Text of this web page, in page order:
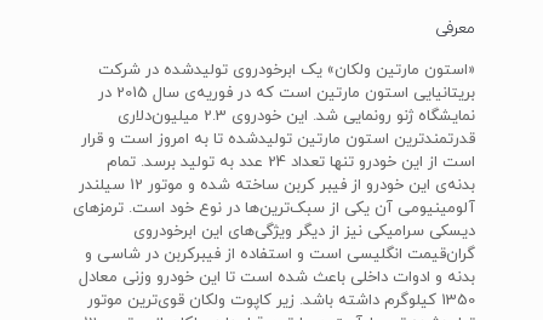
معرفی
«استون مارتین ولکان» یک ابرخودروی تولیدشده در شرکت
بریتانیایی استون مارتین است که در فوریه‌ی سال 2015 در
نمایشگاه ژنو رونمایی شد. این خودروی 2.3 میلیون‌دلاری
قدرتمندترین استون مارتین تولیدشده تا به امروز است و قرار
است از این خودرو تنها تعداد 24 عدد به تولید برسد. تمام
بدنه‌ی این خودرو از فیبر کربن ساخته شده و موتور 12 سیلندر
آلومینیومی آن یکی از سبک‌ترین‌ها در نوع خود است. ترمزهای
دیسکی سرامیکی نیز از دیگر ویژگی‌های این ابرخودروی
گران‌قیمت انگلیسی است و استفاده از فیبرکربن در شاسی و
بدنه و ادوات داخلی باعث شده است تا این خودرو وزنی معادل
1350 کیلوگرم داشته باشد. زیر کاپوت ولکان قوی‌ترین موتور